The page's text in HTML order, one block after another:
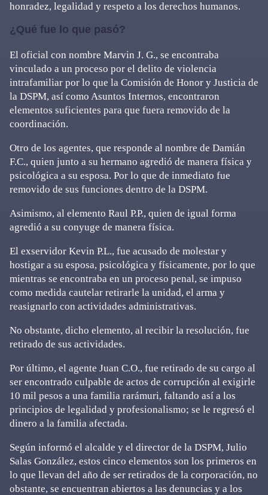
honradez, legalidad y respeto a los derechos humanos.
¿Qué fue lo que pasó?
El oficial con nombre Marvin J. G., se encontraba
vinculado a un proceso por el delito de violencia
intrafamiliar por lo que la Comisión de Honor y Justicia de
la DSPM, así como Asuntos Internos, encontraron
elementos suficientes para que fuera removido de la
coordinación.
Otro de los agentes, que responde al nombre de Damián
F.C., quien junto a su hermano agredió de manera física y
psicológica a su esposa. Por lo que de inmediato fue
removido de sus funciones dentro de la DSPM.
Asimismo, al elemento Raul P.P., quien de igual forma
agredió a su conyuge de manera física.
El exservidor Kevin P.L., fue acusado de molestar y
hostigar a su esposa, psicológica y físicamente, por lo que
mientras se encontraba en un proceso penal, se impuso
como medida cautelar retirarle la unidad, el arma y
reasignarlo con actividades administrativas.
No obstante, dicho elemento, al recibir la resolución, fue
retirado de sus actividades.
Por último, el agente Juan C.O., fue retirado de su cargo al
ser encontrado culpable de actos de corrupción al exigirle
10 mil pesos a una familia rarámuri, faltando así a los
principios de legalidad y profesionalismo; se le regresó el
dinero a la familia afectada.
Según informó el alcalde y el director de la DSPM, Julio
Salas González, estos cinco elementos son los primeros en
lo que llevan del año de ser retirados de la corporación, no
obstante, se encuentran abiertos a las denuncias y a los